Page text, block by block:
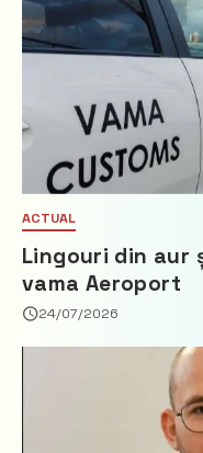
ACTUAL
Lingouri din aur
vama Aeroport
24/07/2026